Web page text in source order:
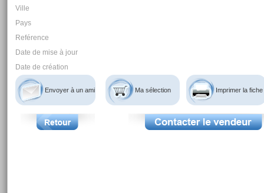
Ville
Pays
Reférence
Date de mise à jour
Date de création
Envoyer à un ami Ma sélection Imprimer la fiche